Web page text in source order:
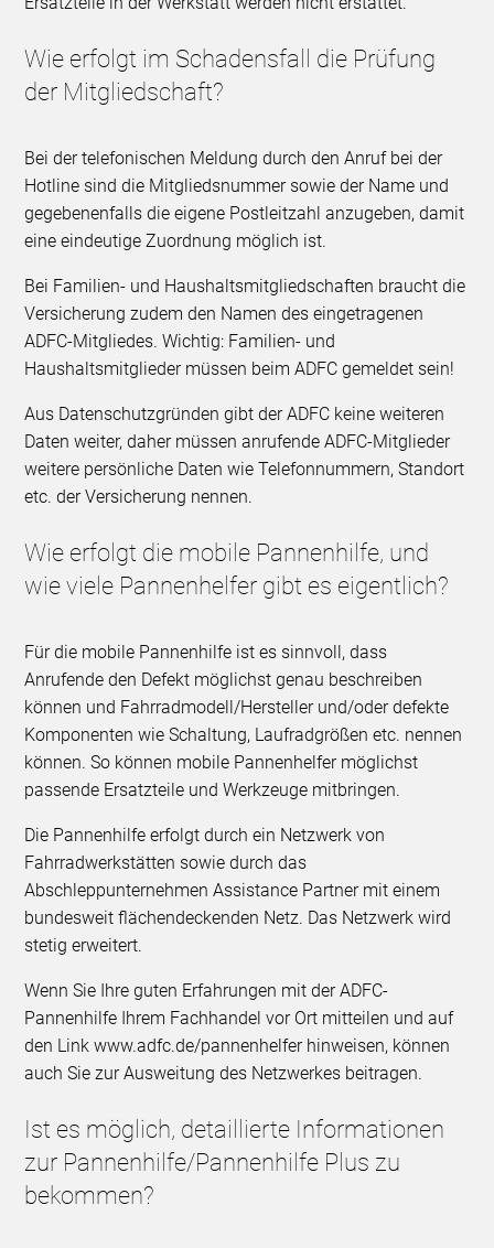
Wie erfolgt im Schadensfall die Prüfung
der Mitgliedschaft?
Bei der telefonischen Meldung durch den Anruf bei der
Hotline sind die Mitgliedsnummer sowie der Name und
gegebenenfalls die eigene Postleitzahl anzugeben, damit
eine eindeutige Zuordnung möglich ist.
Bei Familien- und Haushaltsmitgliedschaften braucht die
Versicherung zudem den Namen des eingetragenen
ADFC-Mitgliedes. Wichtig: Familien- und
Haushaltsmitglieder müssen beim ADFC gemeldet sein!
Aus Datenschutzgründen gibt der ADFC keine weiteren
Daten weiter, daher müssen anrufende ADFC-Mitglieder
weitere persönliche Daten wie Telefonnummern, Standort
etc. der Versicherung nennen.
Wie erfolgt die mobile Pannenhilfe, und
wie viele Pannenhelfer gibt es eigentlich?
Für die mobile Pannenhilfe ist es sinnvoll, dass
Anrufende den Defekt möglichst genau beschreiben
können und Fahrradmodell/Hersteller und/oder defekte
Komponenten wie Schaltung, Laufradgrößen etc. nennen
können. So können mobile Pannenhelfer möglichst
passende Ersatzteile und Werkzeuge mitbringen.
Die Pannenhilfe erfolgt durch ein Netzwerk von
Fahrradwerkstätten sowie durch das
Abschleppunternehmen Assistance Partner mit einem
bundesweit flächendeckenden Netz. Das Netzwerk wird
stetig erweitert.
Wenn Sie Ihre guten Erfahrungen mit der ADFC-
Pannenhilfe Ihrem Fachhandel vor Ort mitteilen und auf
den Link www.adfc.de/pannenhelfer hinweisen, können
auch Sie zur Ausweitung des Netzwerkes beitragen.
Ist es möglich, detaillierte Informationen
zur Pannenhilfe/Pannenhilfe Plus zu
bekommen?